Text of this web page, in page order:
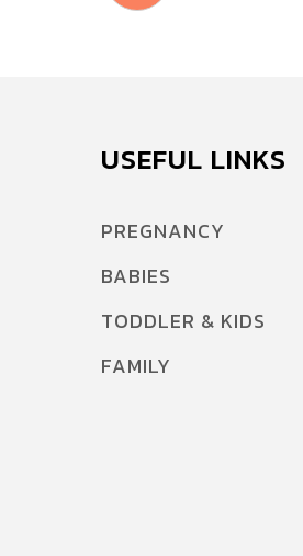
USEFUL LINKS
PREGNANCY
BABIES
TODDLER & KIDS
FAMILY